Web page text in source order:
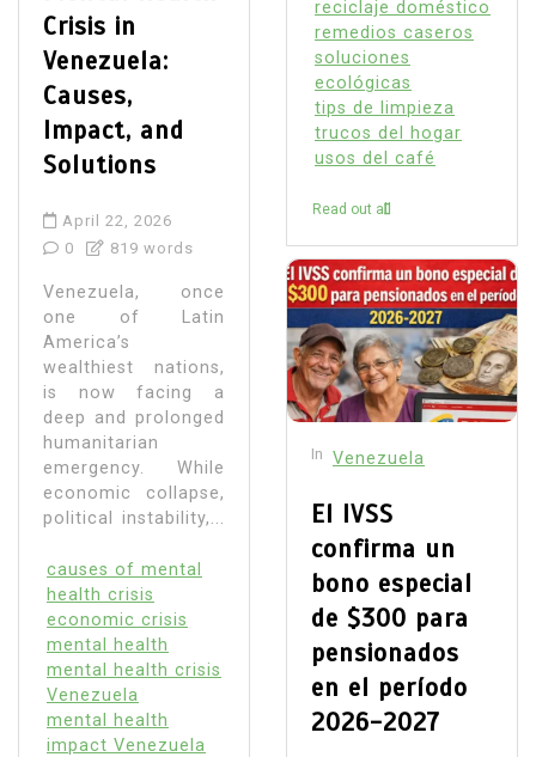
Crisis in
Venezuela:
Causes,
Impact, and
Solutions
April 22, 2026
0
819 words
Venezuela, once
one of Latin
America’s
wealthiest nations,
is now facing a
deep and prolonged
humanitarian
emergency. While
economic collapse,
political instability,...
causes of mental
health crisis
economic crisis
mental health
mental health crisis
Venezuela
mental health
impact Venezuela
reciclaje doméstico
remedios caseros
soluciones
ecológicas
tips de limpieza
trucos del hogar
usos del café
Read out all
In Venezuela
El IVSS
confirma un
bono especial
de $300 para
pensionados
en el período
2026-2027